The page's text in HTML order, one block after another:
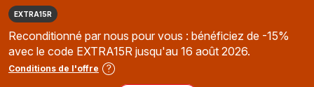
EXTRA15R
Reconditionné par nous pour vous : bénéficiez de -15%
avec le code EXTRA15R jusqu'au 16 août 2026.
Conditions de l'offre